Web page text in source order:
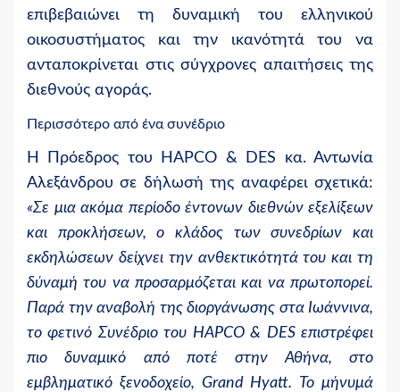
επιβεβαιώνει τη δυναμική του ελληνικού
οικοσυστήματος και την ικανότητά του να
ανταποκρίνεται στις σύγχρονες απαιτήσεις της
διεθνούς αγοράς.
Περισσότερο από ένα συνέδριο
Η Πρόεδρος του HAPCO & DES κα. Αντωνία
Αλεξάνδρου σε δήλωσή της αναφέρει σχετικά:
«Σε μια ακόμα περίοδο έντονων διεθνών εξελίξεων
και προκλήσεων, ο κλάδος των συνεδρίων και
εκδηλώσεων δείχνει την ανθεκτικότητά του και τη
δύναμή του να προσαρμόζεται και να πρωτοπορεί.
Παρά την αναβολή της διοργάνωσης στα Ιωάννινα,
το φετινό Συνέδριο του HAPCO & DES επιστρέφει
πιο δυναμικό από ποτέ στην Αθήνα, στο
εμβληματικό ξενοδοχείο, Grand Hyatt. Το μήνυμά